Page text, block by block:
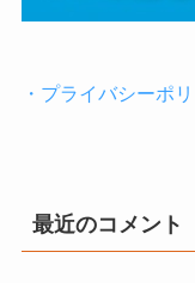
・プライバシーポ
最近のコメント